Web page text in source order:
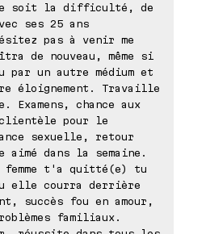
soit la difficulté, de
ses 25 ans
pas à venir me
de nouveau, même si
par un autre médium et
éloignement. Travaille
Examens, chance aux
pour le
sexuelle, retour
dans la semaine.
t'a quitté(e) tu
courra derrière
succès fou en amour,
familiaux.